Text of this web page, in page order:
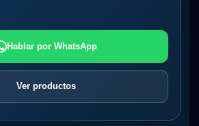
Hablar por WhatsApp
Ver productos